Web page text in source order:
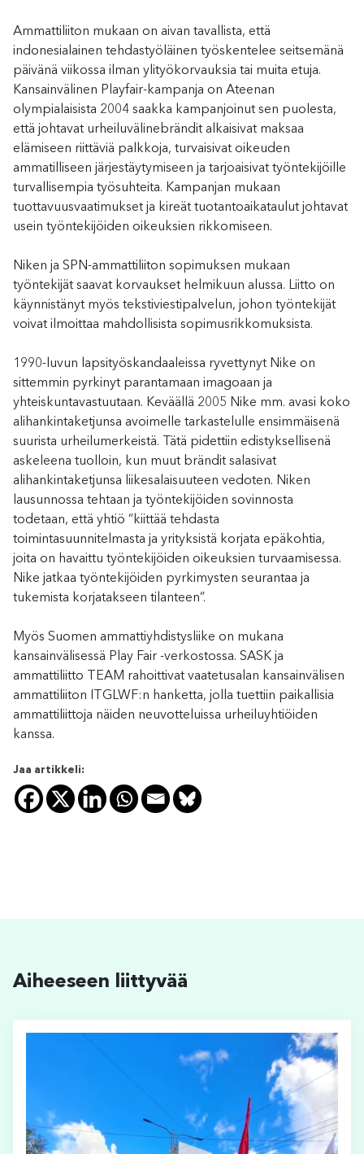
Ammattiliiton mukaan on aivan tavallista, että
indonesialainen tehdastyöläinen työskentelee seitsemänä
päivänä viikossa ilman ylityökorvauksia tai muita etuja.
Kansainvälinen Playfair-kampanja on Ateenan
olympialaisista 2004 saakka kampanjoinut sen puolesta,
että johtavat urheiluvälinebrändit alkaisivat maksaa
elämiseen riittäviä palkkoja, turvaisivat oikeuden
ammatilliseen järjestäytymiseen ja tarjoaisivat työntekijöille
turvallisempia työsuhteita. Kampanjan mukaan
tuottavuusvaatimukset ja kireät tuotantoaikataulut johtavat
usein työntekijöiden oikeuksien rikkomiseen.
Niken ja SPN-ammattiliiton sopimuksen mukaan
työntekijät saavat korvaukset helmikuun alussa. Liitto on
käynnistänyt myös tekstiviestipalvelun, johon työntekijät
voivat ilmoittaa mahdollisista sopimusrikkomuksista.
1990-luvun lapsityöskandaaleissa ryvettynyt Nike on
sittemmin pyrkinyt parantamaan imagoaan ja
yhteiskuntavastuutaan. Keväällä 2005 Nike mm. avasi koko
alihankintaketjunsa avoimelle tarkastelulle ensimmäisenä
suurista urheilumerkeistä. Tätä pidettiin edistyksellisenä
askeleena tuolloin, kun muut brändit salasivat
alihankintaketjunsa liikesalaisuuteen vedoten. Niken
lausunnossa tehtaan ja työntekijöiden sovinnosta
todetaan, että yhtiö ”kiittää tehdasta
toimintasuunnitelmasta ja yrityksistä korjata epäkohtia,
joita on havaittu työntekijöiden oikeuksien turvaamisessa.
Nike jatkaa työntekijöiden pyrkimysten seurantaa ja
tukemista korjatakseen tilanteen”.
Myös Suomen ammattiyhdistysliike on mukana
kansainvälisessä Play Fair -verkostossa. SASK ja
ammattiliitto TEAM rahoittivat vaatetusalan kansainvälisen
ammattiliiton ITGLWF:n hanketta, jolla tuettiin paikallisia
ammattiliittoja näiden neuvotteluissa urheiluyhtiöiden
kanssa.
Jaa artikkeli:
Aiheeseen liittyvää